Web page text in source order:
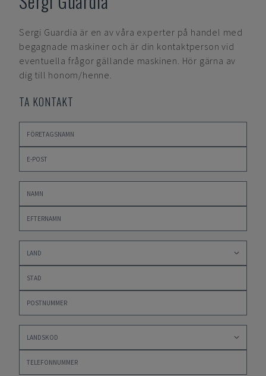
Sergi Guardia är en av våra experter på handel med
begagnade maskiner och är din kontaktperson vid
eventuella frågor gällande maskinen. Hör gärna av
dig till honom/henne.
TA KONTAKT